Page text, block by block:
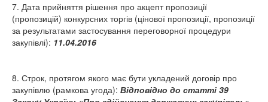
7. Дата прийняття рішення про акцепт пропозиції
(пропозицій) конкурсних торгів (цінової пропозиції, пропозиції
за результатами застосування переговорної процедури
закупівлі): 11.04.2016
8. Строк, протягом якого має бути укладений договір про
закупівлю (рамкова угода): Відповідно до статті 39